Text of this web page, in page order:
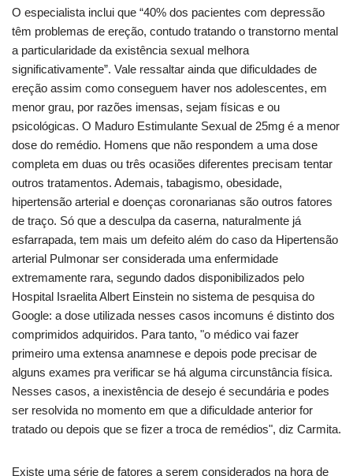
O especialista inclui que “40% dos pacientes com depressão
têm problemas de ereção, contudo tratando o transtorno mental
a particularidade da existência sexual melhora
significativamente”. Vale ressaltar ainda que dificuldades de
ereção assim como conseguem haver nos adolescentes, em
menor grau, por razões imensas, sejam físicas e ou
psicológicas. O Maduro Estimulante Sexual de 25mg é a menor
dose do remédio. Homens que não respondem a uma dose
completa em duas ou três ocasiões diferentes precisam tentar
outros tratamentos. Ademais, tabagismo, obesidade,
hipertensão arterial e doenças coronarianas são outros fatores
de traço. Só que a desculpa da caserna, naturalmente já
esfarrapada, tem mais um defeito além do caso da Hipertensão
arterial Pulmonar ser considerada uma enfermidade
extremamente rara, segundo dados disponibilizados pelo
Hospital Israelita Albert Einstein no sistema de pesquisa do
Google: a dose utilizada nesses casos incomuns é distinto dos
comprimidos adquiridos. Para tanto, "o médico vai fazer
primeiro uma extensa anamnese e depois pode precisar de
alguns exames pra verificar se há alguma circunstância física.
Nesses casos, a inexistência de desejo é secundária e podes
ser resolvida no momento em que a dificuldade anterior for
tratado ou depois que se fizer a troca de remédios", diz Carmita.
Existe uma série de fatores a serem considerados na hora de